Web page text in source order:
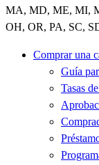
MA, MD, ME, MI,
OH, OR, PA, SC,
Comprar una
Guía
Tasas